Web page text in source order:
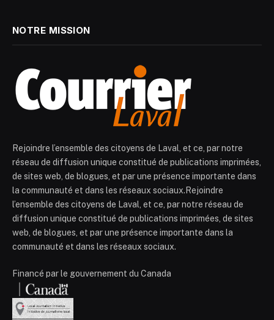
NOTRE MISSION
Rejoindre l’ensemble des citoyens de Laval, et ce, par notre
réseau de diffusion unique constitué de publications imprimées,
de sites web, de blogues, et par une présence importante dans
la communauté et dans les réseaux sociaux.Rejoindre
l’ensemble des citoyens de Laval, et ce, par notre réseau de
diffusion unique constitué de publications imprimées, de sites
web, de blogues, et par une présence importante dans la
communauté et dans les réseaux sociaux.
Financé par le gouvernement du Canada